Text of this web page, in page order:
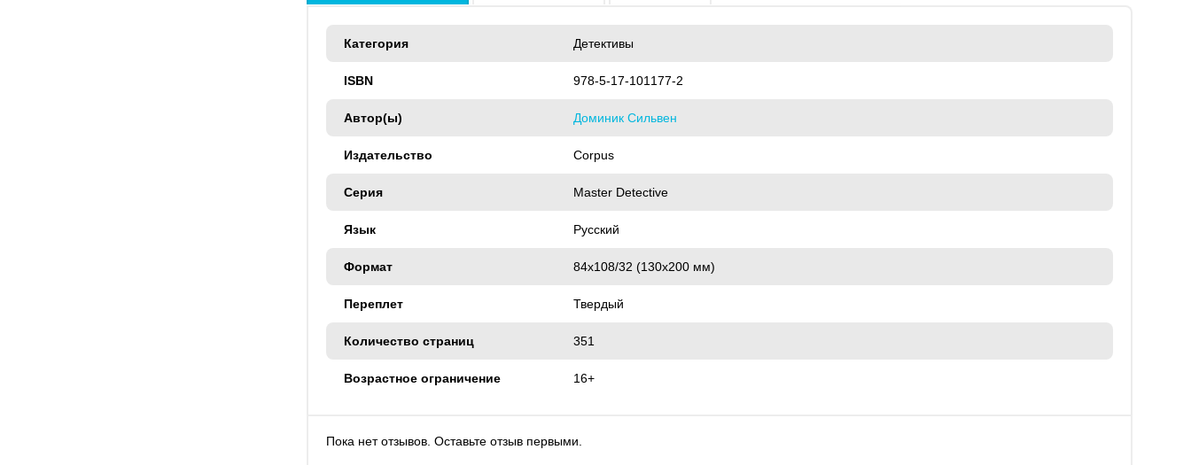
Категория Детективы
ISBN 978-5-17-101177-2
Автор(ы) Доминик Сильвен
Издательство Corpus
Серия Master Detective
Язык Русский
Формат 84x108/32 (130x200 мм)
Переплет Твердый
Количество страниц 351
Возрастное ограничение 16+
Пока нет отзывов. Оставьте отзыв первыми.